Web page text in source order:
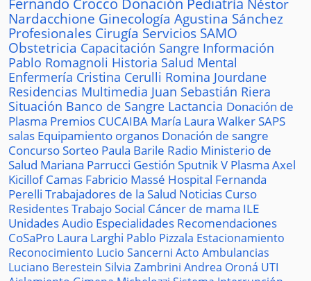
Fernando Crocco Donación Pediatría Néstor
Nardacchione Ginecología Agustina Sánchez
Profesionales Cirugía Servicios SAMO
Obstetricia Capacitación Sangre Información
Pablo Romagnoli Historia Salud Mental
Enfermería Cristina Cerulli Romina Jourdane
Residencias Multimedia Juan Sebastián Riera
Situación Banco de Sangre Lactancia Donación de
Plasma Premios CUCAIBA María Laura WalkerSAPS
salas Equipamiento organos Donación de sangre
ConcursoSorteo Paula Barile Radio Ministerio de
Salud Mariana Parrucci Gestión Sputnik V Plasma Axel
KicillofCamas Fabricio Massé Hospital Fernanda
Perelli Trabajadores de la Salud Noticias Curso
ResidentesTrabajo Social Cáncer de mama ILE
UnidadesAudio Especialidades Recomendaciones
CoSaPro Laura Larghi Pablo Pizzala Estacionamiento
Reconocimiento Lucio Sancerni Acto Ambulancias
Luciano Berestein Silvia Zambrini Andrea Oroná UTI